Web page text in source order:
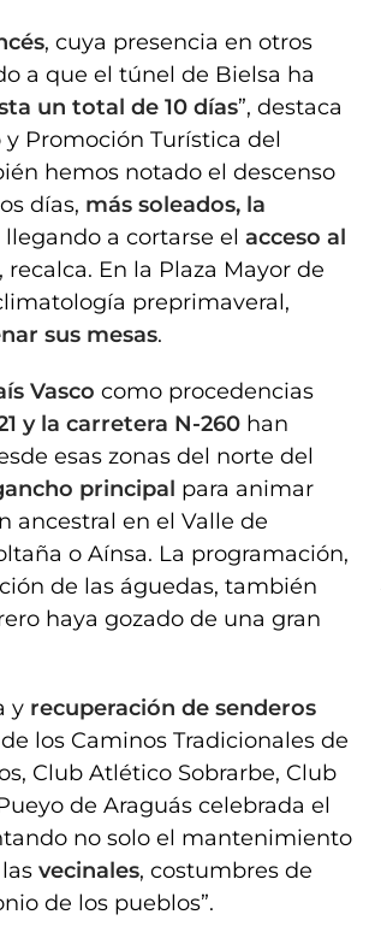
, cuya presencia en otros
a que el túnel de Bielsa ha
un total de 10 días”, destaca
Promoción Turística del
hemos notado el descenso
días, más soleados, la
a cortarse el acceso al
recalca. En la Plaza Mayor de
preprimaveral,
sus mesas.
Vasco como procedencias
y la carretera N-260 han
esas zonas del norte del
principal para animar
ancestral en el Valle de
o Aínsa. La programación,
de las águedas, también
haya gozado de una gran
y recuperación de senderos
los Caminos Tradicionales de
Club Atlético Sobrarbe, Club
de Araguás celebrada el
no solo el mantenimiento
vecinales, costumbres de
de los pueblos”.